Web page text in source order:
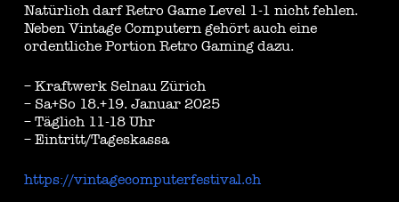
Natürlich darf Retro Game Level 1-1 nicht fehlen.
Neben Vintage Computern gehört auch eine
ordentliche Portion Retro Gaming dazu.
– Kraftwerk Selnau Zürich
– Sa+So 18.+19. Januar 2025
– Täglich 11-18 Uhr
– Eintritt/Tageskassa
https://vintagecomputerfestival.ch